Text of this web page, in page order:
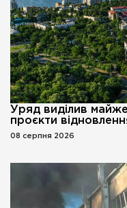
Уряд виділив майже
проєкти
08 серпня 2026